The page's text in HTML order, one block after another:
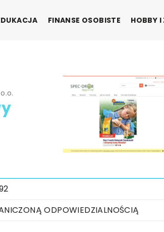
FINANSE OSOBISTE HOBBY
ODPOWIEDZIALNOŚCIĄ